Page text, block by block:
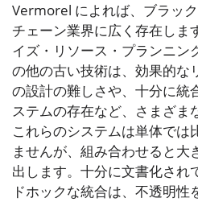
Vermorel によれば、ブラッ
チェーン業界に広く存在しま
イズ・リソース・プランニン
の他の古い技術は、効果的な
の設計の難しさや、十分に統
ステムの存在など、さまざま
これらのシステムは単体では
ませんが、組み合わせると大
出します。十分に文書化され
ドホックな統合は、不透明性